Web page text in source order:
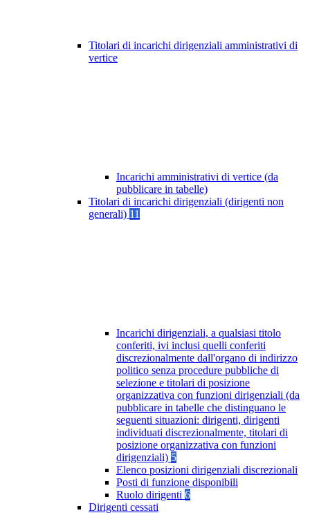
Titolari di incarichi dirigenziali amministrativi di
vertice
Incarichi amministrativi di vertice (da
pubblicare in tabelle)
Titolari di incarichi dirigenziali (dirigenti non
generali) 11
Incarichi dirigenziali, a qualsiasi titolo
conferiti, ivi inclusi quelli conferiti
discrezionalmente dall'organo di indirizzo
politico senza procedure pubbliche di
selezione e titolari di posizione
organizzativa con funzioni dirigenziali (da
pubblicare in tabelle che distinguano le
seguenti situazioni: dirigenti, dirigenti
individuati discrezionalmente, titolari di
posizione organizzativa con funzioni
dirigenziali) 5
Elenco posizioni dirigenziali discrezionali
Posti di funzione disponibili
Ruolo dirigenti 6
Dirigenti cessati